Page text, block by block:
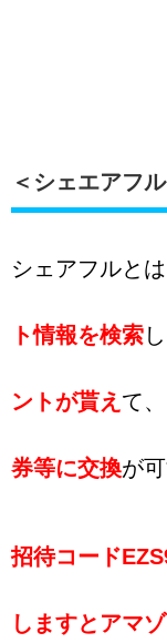
＜シェエアフ
シェアフルとは
ト情報を検索
ントが貰え て
券等に交換が
招待コード
しますとアマ